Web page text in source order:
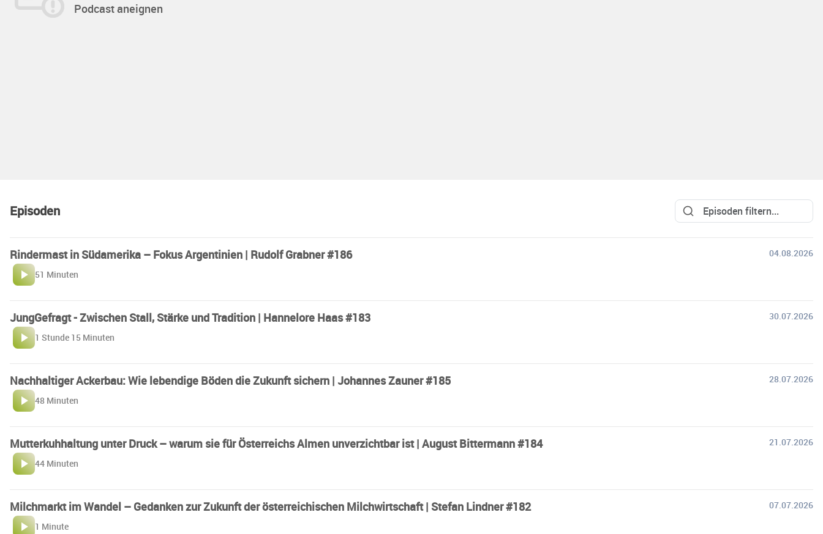
Podcast aneignen
Episoden
Rindermast in Südamerika – Fokus Argentinien | Rudolf Grabner #186
04.08.2026
51 Minuten
JungGefragt - Zwischen Stall, Stärke und Tradition | Hannelore Haas #183
30.07.2026
1 Stunde 15 Minuten
Nachhaltiger Ackerbau: Wie lebendige Böden die Zukunft sichern | Johannes Zauner #185
28.07.2026
48 Minuten
Mutterkuhhaltung unter Druck – warum sie für Österreichs Almen unverzichtbar ist | August Bittermann #184
21.07.2026
44 Minuten
Milchmarkt im Wandel – Gedanken zur Zukunft der österreichischen Milchwirtschaft | Stefan Lindner #182
07.07.2026
1 Minute